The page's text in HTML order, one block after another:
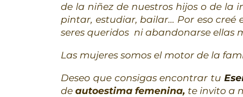
de la niñez de nuestros hijos o de la
pintar, estudiar, bailar… Por eso creé
seres queridos ni abandonarse ellas
Las mujeres somos el motor de la
Deseo que consigas encontrar tu
de autoestima femenina, te invito a